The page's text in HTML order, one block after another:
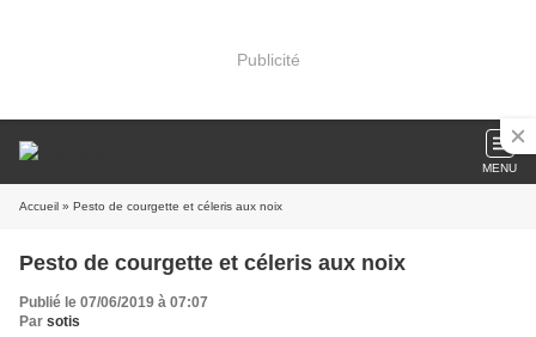
Publicité
MENU
Accueil » Pesto de courgette et céleris aux noix
Pesto de courgette et céleris aux noix
Publié le 07/06/2019 à 07:07
Par sotis